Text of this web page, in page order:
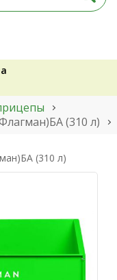
(310 л)
(310 л)